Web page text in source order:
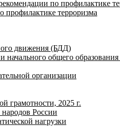
по профилактике
профилактике терроризма
движения (БДД)
начального общего
организации
грамотности, 2025 г.
России
нагрузки